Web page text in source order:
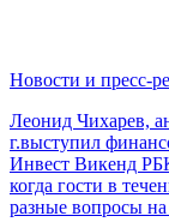
Новости и пресс-
Леонид Чихарев,
г.выступил
Инвест Викенд
когда гости в
разные вопросы